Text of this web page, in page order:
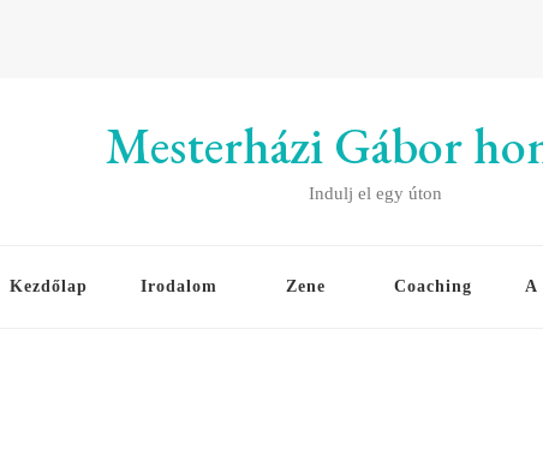
Mesterházi Gábor
Indulj el egy úton
Kezdőlap Irodalom Zene Coaching A